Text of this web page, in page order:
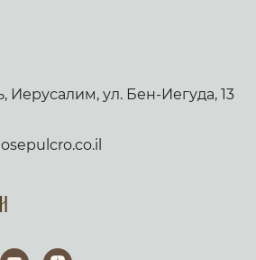
Иерусалим, ул. Бен-Иегуда, 13